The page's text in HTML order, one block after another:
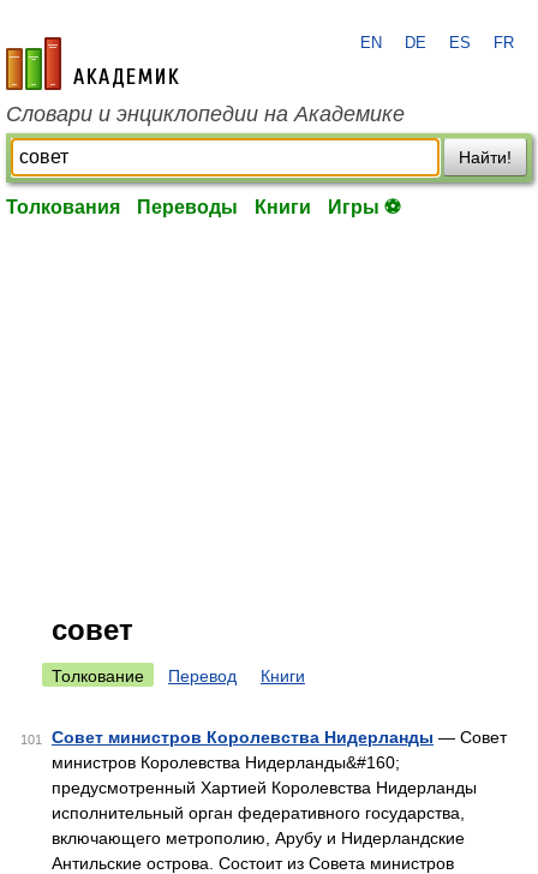
academic.ru
EN DE ES FR
Словари и энциклопедии на Академике
Найти!
Толкования Переводы Книги Игры ⚽
совет
Толкование Перевод Книги
101 Совет министров Королевства Нидерланды — Совет
министров Королевства Нидерланды&#160;
предусмотренный Хартией Королевства Нидерланды
исполнительный орган федеративного государства,
включающего метрополию, Арубу и Нидерландские
Антильские острова. Состоит из Совета министров